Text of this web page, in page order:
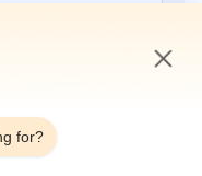
for?